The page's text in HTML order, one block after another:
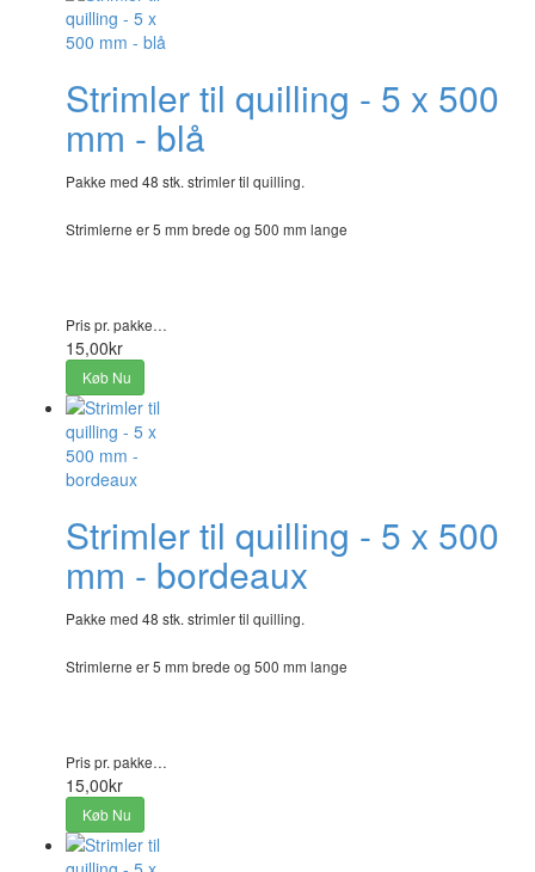
Strimler til quilling - 5 x 500
mm - blå
Pakke med 48 stk. strimler til quilling.
Strimlerne er 5 mm brede og 500 mm lange
Pris pr. pakke…
15,00kr
Køb Nu
Strimler til quilling - 5 x 500
mm - bordeaux
Pakke med 48 stk. strimler til quilling.
Strimlerne er 5 mm brede og 500 mm lange
Pris pr. pakke…
15,00kr
Køb Nu